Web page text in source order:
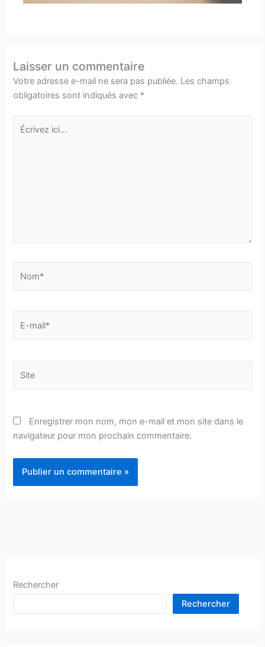
Laisser un commentaire
Votre adresse e-mail ne sera pas publiée. Les champs
obligatoires sont indiqués avec *
Écrivez
ici…
Enregistrer mon nom, mon e-mail et mon site dans le
navigateur pour mon prochain commentaire.
Rechercher
Rechercher